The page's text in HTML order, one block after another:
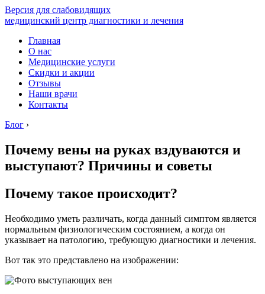
Версия для слабовидящих
медицинский центр диагностики и лечения
Главная
О нас
Медицинские услуги
Скидки и акции
Отзывы
Наши врачи
Контакты
Блог ›
Почему вены на руках вздуваются и
выступают? Причины и советы
Почему такое происходит?
Необходимо уметь различать, когда данный симптом является
нормальным физиологическим состоянием, а когда он
указывает на патологию, требующую диагностики и лечения.
Вот так это представлено на изображении: